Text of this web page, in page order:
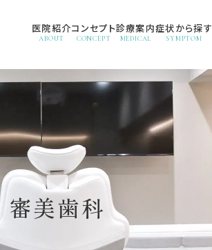
医院紹介
ABOUT
コンセプト
CONCEPT
診療案内
MEDICAL
症状から探す
SYMPTOM
審美歯科